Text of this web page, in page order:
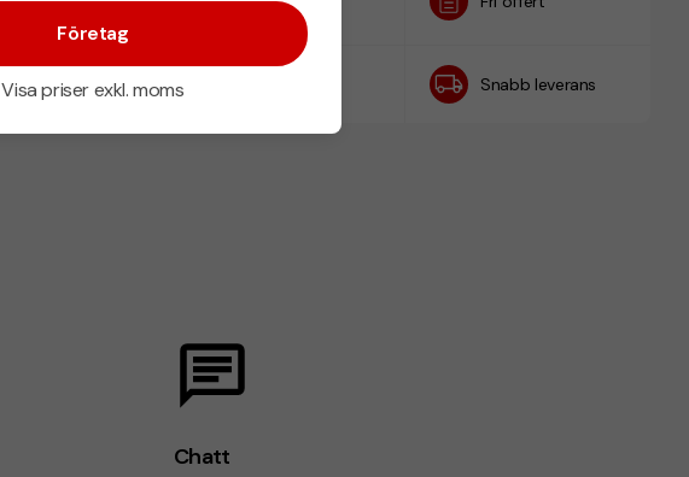
Företag
Visa priser exkl. moms Snabb leverans
Chatt